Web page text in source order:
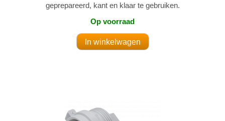
geprepareerd, kant en klaar te gebruiken.
Op voorraad